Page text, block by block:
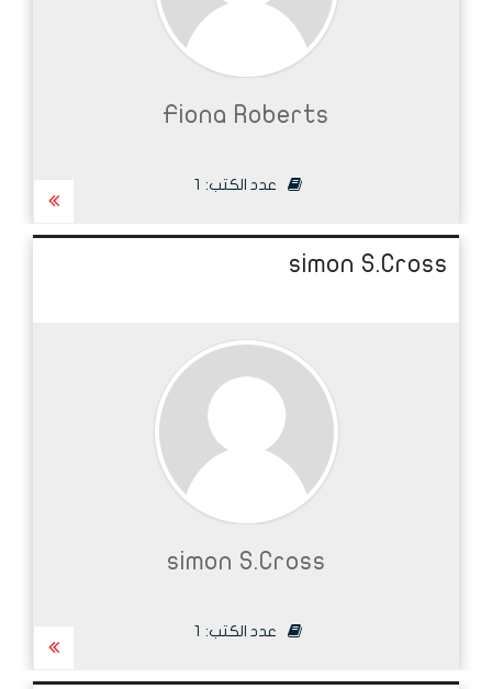
Fiona Roberts
عدد الكتب: 1
simon S.Cross
simon S.Cross
عدد الكتب: 1